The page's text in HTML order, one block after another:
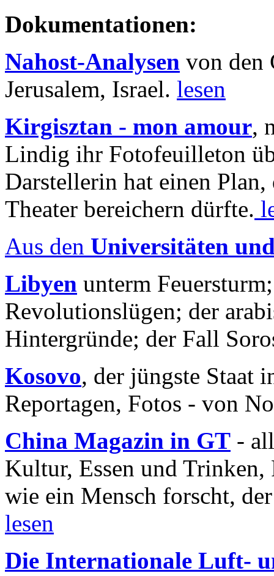
Dokumentationen:
Nahost-Analysen von den
Jerusalem, Israel. lesen
Kirgisztan - mon amour,
Lindig ihr Fotofeuilleton
Darstellerin hat einen Plan,
Theater bereichern dürfte.
Aus den Universitäten
Libyen unterm
Revolutionslügen; der
Hintergründe; der Fall
Kosovo, der jüngste Staat
Reportagen, Fotos - von
China Magazin in GT -
Kultur, Essen und
wie ein Mensch forscht,
lesen
Die Internationale Luft-